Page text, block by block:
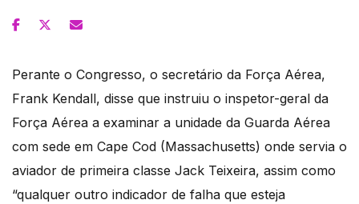
Perante o Congresso, o secretário da Força Aérea,
Frank Kendall, disse que instruiu o inspetor-geral da
Força Aérea a examinar a unidade da Guarda Aérea
com sede em Cape Cod (Massachusetts) onde servia o
aviador de primeira classe Jack Teixeira, assim como
“qualquer outro indicador de falha que esteja